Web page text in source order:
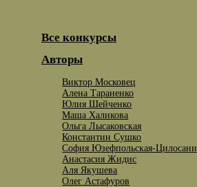
Все конкурсы
Авторы
Виктор Московец
Алена Тараненко
Юлия Шейченко
Маша Халикова
Ольга Лысаковская
Константин Сушко
София Юзефпольская-Цилосани
Анастасия Жидис
Аля Якушева
Олег Астафуров